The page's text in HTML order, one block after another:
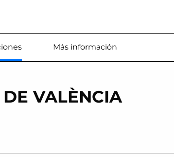
Más información
VALÈNCIA